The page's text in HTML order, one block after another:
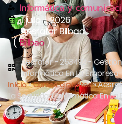
Informática y
1 julio - 2026
Aesrafor Bilbao
(Bilbao)
Aesrafor - 253492 -
Informática En La Empresa
Inicio»Cursos gratuitos»
La Seguridad Informática En La